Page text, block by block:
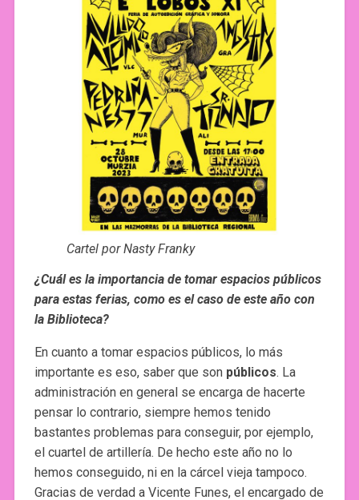
Cartel por Nasty Franky
¿Cuál es la importancia de tomar espacios públicos
para estas ferias, como es el caso de este año con
la Biblioteca?
En cuanto a tomar espacios públicos, lo más
importante es eso, saber que son públicos. La
administración en general se encarga de hacerte
pensar lo contrario, siempre hemos tenido
bastantes problemas para conseguir, por ejemplo,
el cuartel de artillería. De hecho este año no lo
hemos conseguido, ni en la cárcel vieja tampoco.
Gracias de verdad a Vicente Funes, el encargado de